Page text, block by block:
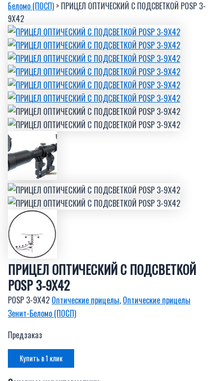
Беломо (ПОСП) > ПРИЦЕЛ ОПТИЧЕСКИЙ С ПОДСВЕТКОЙ POSP 3-
9Х42
ПРИЦЕЛ ОПТИЧЕСКИЙ С ПОДСВЕТКОЙ
POSP 3-9Х42
POSP 3-9Х42 Оптические прицелы, Оптические прицелы
Зенит-Беломо (ПОСП)
Предзаказ
Купить в 1 клик